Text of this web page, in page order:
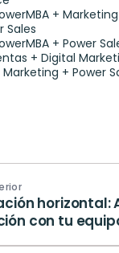
+ Marketing
Sales
+ Power
+ Digital
Marketing + Power
horizontal:
con tu